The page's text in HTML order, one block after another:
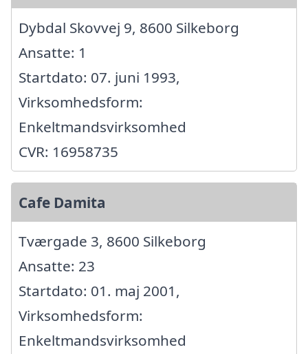
Dybdal Skovvej 9, 8600 Silkeborg
Ansatte: 1
Startdato: 07. juni 1993,
Virksomhedsform:
Enkeltmandsvirksomhed
CVR: 16958735
Cafe Damita
Tværgade 3, 8600 Silkeborg
Ansatte: 23
Startdato: 01. maj 2001,
Virksomhedsform:
Enkeltmandsvirksomhed